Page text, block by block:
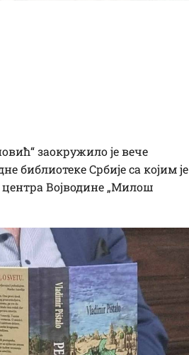
заокружило је вече
Србије са којим је
центра Војводине „Милош